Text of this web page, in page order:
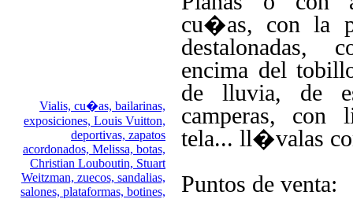
Vialis, cu�as, bailarinas,
exposiciones, Louis Vuitton,
deportivas, zapatos
acordonados, Melissa, botas,
Christian Louboutin, Stuart
Weitzman, zuecos, sandalias,
salones, plataformas, botines,
cu�as, con la
destalonadas,
encima del
de lluvia, de
camperas, con
tela... ll�valas
Puntos de venta: